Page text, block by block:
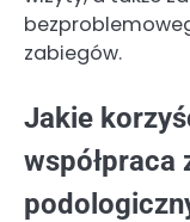
zabiegów.
Jakie
współpraca